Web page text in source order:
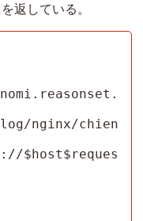
返している。